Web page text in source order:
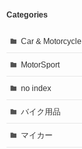
Categories
Car & Motorcycle
MotorSport
no index
バイク用品
マイカー